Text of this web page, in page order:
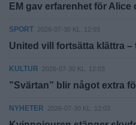
EM gav erfarenhet för Alice
SPORT 2026-07-30 KL. 12:03
United vill fortsätta klättra
KULTUR 2026-07-30 KL. 12:03
”Svärtan” blir något extra
NYHETER 2026-07-30 KL. 12:03